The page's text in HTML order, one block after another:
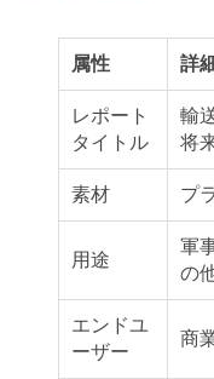
属性 詳
レポート
タイトル
輸
将
素材 プ
用途
軍
の
エンドユ
ーザー
商